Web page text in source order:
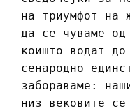
на триумфот на
да се чуваме од
коишто водат
сенародно
забораваме:
низ вековите